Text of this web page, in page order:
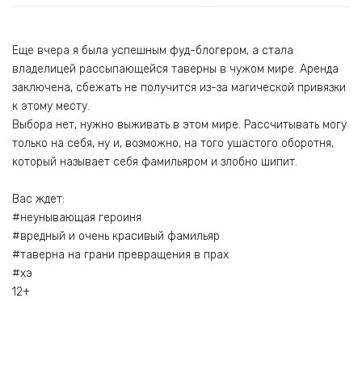
Еще вчера я была успешным фуд-блогером, а стала
владелицей рассыпающейся таверны в чужом мире. Аренда
заключена, сбежать не получится из-за магической привязки
к этому месту.
Выбора нет, нужно выживать в этом мире. Рассчитывать могу
только на себя, ну и, возможно, на того ушастого оборотня,
который называет себя фамильяром и злобно шипит.
Вас ждет:
#неунывающая героиня
#вредный и очень красивый фамильяр
#таверна на грани превращения в прах
#хэ
12+